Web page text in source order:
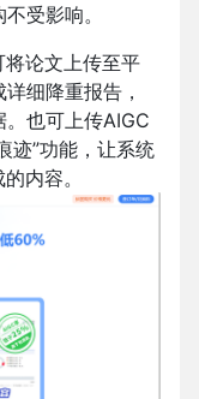
受影响。
将论文上传至平
细降重报告，
也可上传AIGC
迹”功能，让系统
内容。